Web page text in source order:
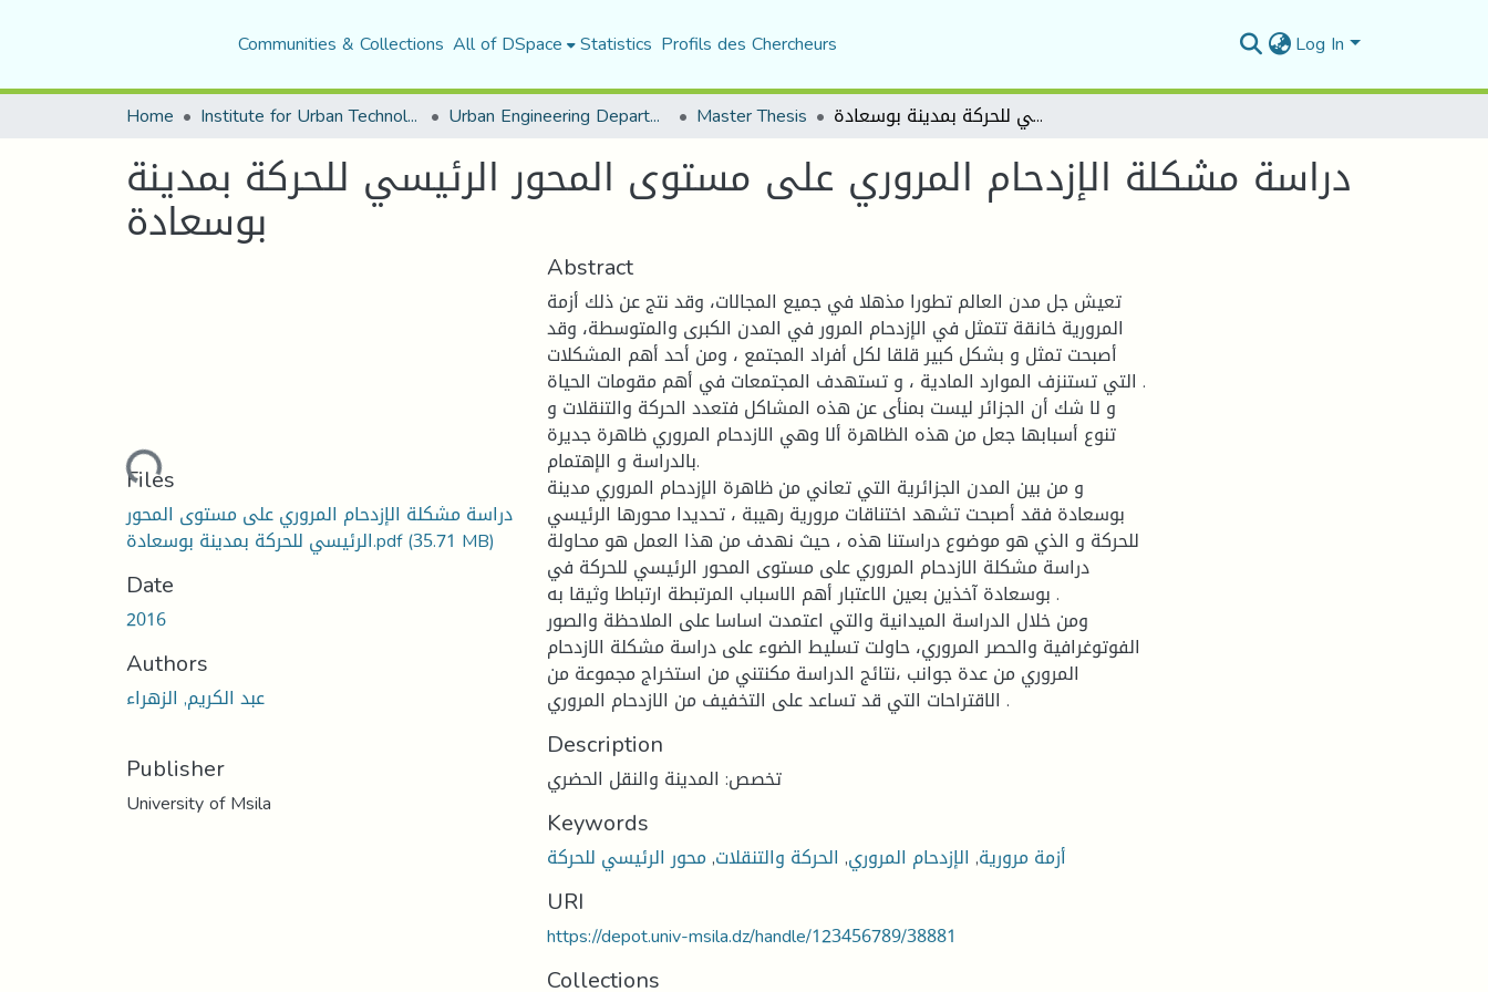
Communities & Collections All of DSpace Statistics Profils des Chercheurs Log In
Home Institute for Urban Technology Management Urban Engineering Department Master Thesis دراسة مشكلة الإزدحام المروري على مستوى المحور الرئيسي للحركة بمدينة بوسعادة
دراسة مشكلة الإزدحام المروري على مستوى المحور الرئيسي للحركة بمدينة
بوسعادة
Loading...
Files
دراسة مشكلة الإزدحام المروري على مستوى المحور
الرئيسي للحركة بمدينة بوسعادة.pdf(35.71 MB)
Date
2016
Authors
عبد الكريم, الزهراء
Publisher
University of Msila
Abstract
تعيش جل مدن العالم تطورا مذهلا في جميع المجالات، وقد نتج عن ذلك أزمة
المرورية خانقة تتمثل في الإزدحام المرور في المدن الكبرى والمتوسطة، وقد
أصبحت تمثل و بشكل كبير قلقا لكل أفراد المجتمع ، ومن أحد أهم المشكلات
التي تستنزف الموارد المادية ، و تستهدف المجتمعات في أهم مقومات الحياة .
و لا شك أن الجزائر ليست بمنأى عن هذه المشاكل فتعدد الحركة والتنقلات و
تنوع أسبابها جعل من هذه الظاهرة ألا وهي الازدحام المروري ظاهرة جديرة
بالدراسة و الإهتمام.
و من بين المدن الجزائرية التي تعاني من ظاهرة الإزدحام المروري مدينة
بوسعادة فقد أصبحت تشهد اختناقات مرورية رهيبة ، تحديدا محورها الرئيسي
للحركة و الذي هو موضوع دراستنا هذه ، حيث نهدف من هذا العمل هو محاولة
دراسة مشكلة الازدحام المروري على مستوى المحور الرئيسي للحركة في
بوسعادة آخذين بعين الاعتبار أهم الاسباب المرتبطة ارتباطا وثيقا به .
ومن خلال الدراسة الميدانية والتي اعتمدت اساسا على الملاحظة والصور
الفوتوغرافية والحصر المروري، حاولت تسليط الضوء على دراسة مشكلة الازدحام
المروري من عدة جوانب ،نتائج الدراسة مكنتني من استخراج مجموعة من
الاقتراحات التي قد تساعد على التخفيف من الازدحام المروري .
Description
تخصص: المدينة والنقل الحضري
Keywords
أزمة مرورية, الإزدحام المروري, الحركة والتنقلات,محور الرئيسي للحركة
URI
https://depot.univ-msila.dz/handle/123456789/38881
Collections